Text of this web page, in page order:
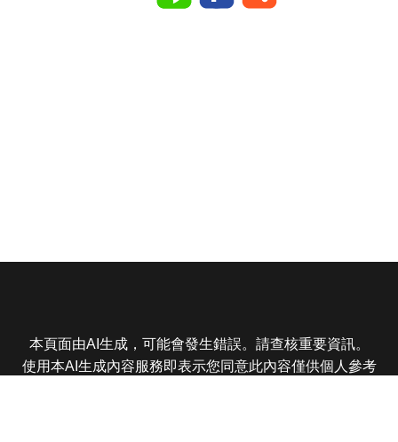
本頁面由AI生成，可能會發生錯誤。請查核重要資訊。
使用本AI生成內容服務即表示您同意此內容僅供個人參考